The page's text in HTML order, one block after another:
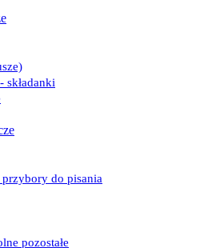
składanki
do pisania
pozostałe